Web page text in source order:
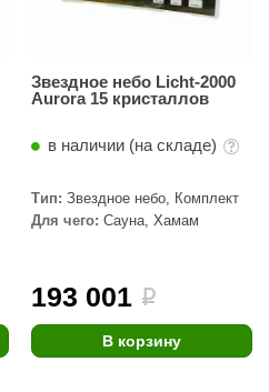
Звездное небо Licht-2000
Aurora 15 кристаллов
в наличии (на складе)
Тип: Звездное небо, Комплект
Для чего: Сауна, Хамам
193 001 i
В корзину